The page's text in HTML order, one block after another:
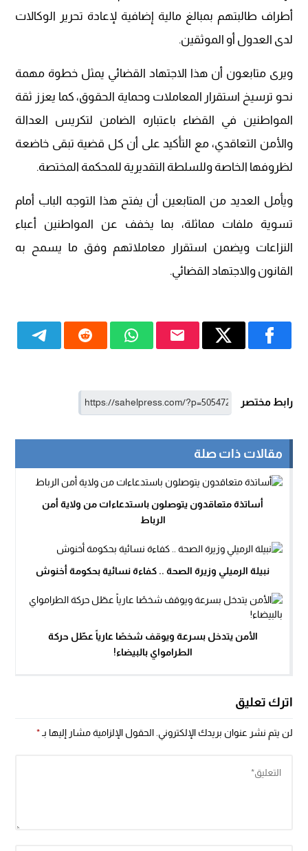
أطراف طالبتهم بمبالغ مالية إضافية لإعادة تحرير الوكالات
لدى العدول أو الموثقين.
ويرى متابعون أن هذا الاجتهاد القضائي يمثل خطوة مهمة
نحو ترسيخ استقرار المعاملات وحماية الحقوق، كما يعزز ثقة
المواطنين في القضاء باعتباره الضامن لتكريس العدالة
والأمن التعاقدي، مع التأكيد على أن كل قضية تبقى خاضعة
لظروفها الخاصة وللسلطة التقديرية للمحكمة المختصة.
ويأمل العديد من المتابعين أن يفتح هذا التوجه الباب أمام
تسوية ملفات مماثلة، بما يخفف عن المواطنين أعباء
النزاعات ويضمن استقرار معاملاتهم وفق ما يسمح به
القانون والاجتهاد القضائي.
رابط مختصر
مقالات ذات صلة
أساتذة متعاقدون يتوصلون باستدعاءات من ولاية أمن
الرباط
نبيلة الرميلي وزيرة الصحة .. كفاءة نسائية بحكومة أخنوش
الأمن يتدخل بسرعة ويوقف شخصًا عارياً عطّل حركة
الطرامواي بالبيضاء!
اترك تعليق
لن يتم نشر عنوان بريدك الإلكتروني. الحقول الإلزامية مشار إليها بـ*